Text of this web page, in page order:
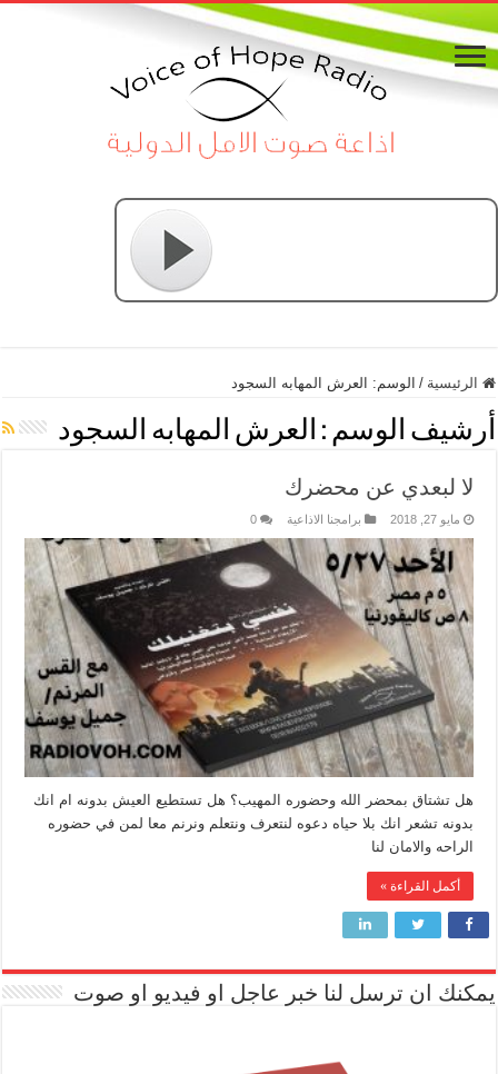
الرئيسية / الوسم: العرش المهابه السجود
أرشيف الوسم : العرش المهابه السجود
لا لبعدي عن محضرك
مايو 27, 2018 برامجنا الاذاعية 0
هل تشتاق بمحضر الله وحضوره المهيب؟ هل تستطيع العيش بدونه ام انك
بدونه تشعر انك بلا حياه دعوه لنتعرف ونتعلم ونرنم معا لمن في حضوره
الراحه والامان لنا
أكمل القراءة »
يمكنك ان ترسل لنا خبر عاجل او فيديو او صوت